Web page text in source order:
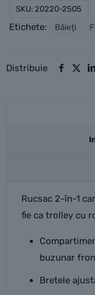
SKU: 20220-2505
Etichete:
Băieți
Distribuie
Rucsac 2-în-1
fie ca trolley cu
buzunar
Bretele